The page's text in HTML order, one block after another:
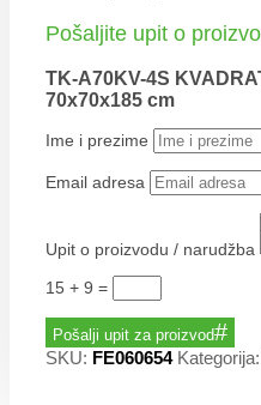
Pošaljite upit o
TK-A70KV-4S
70x70x185 cm
Ime i prezime
Email adresa
Upit o proizvodu / narudžba
15 + 9 =
Pošalji upit za proizvod
SKU: FE060654 Kategorija: